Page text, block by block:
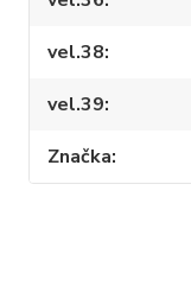
vel.38
vel.39
Značka